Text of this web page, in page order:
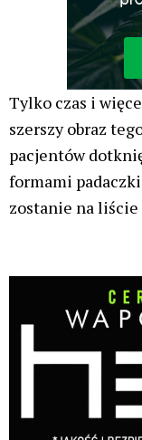
Tylko czas i
szerszy obraz
pacjentów
formami
zostanie na